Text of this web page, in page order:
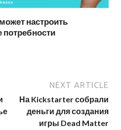
настроить
NEXT ARTICLE
На Kickstarter собрали
деньги для создания
игры Dead Matter